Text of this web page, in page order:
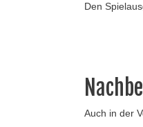
Den
Auch in der